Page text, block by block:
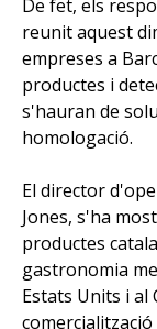
De fet, els
reunit aquest
empreses a
productes i
s'hauran de
homologació.
El director
Jones, s'ha
productes
gastronomia
Estats Units i al